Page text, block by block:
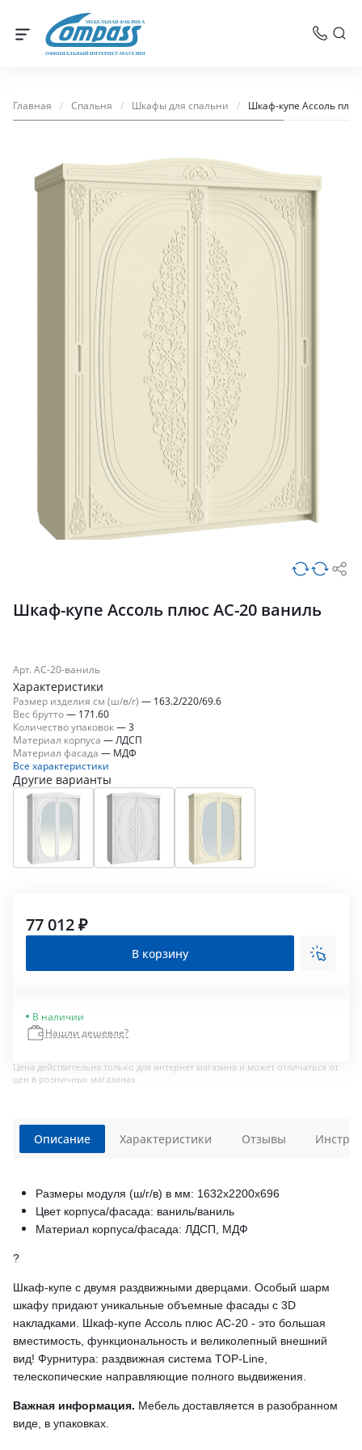
МЕБЕЛЬНАЯ ФАБРИКА
ОФИЦИАЛЬНЫЙ ИНТЕРНЕТ-МАГАЗИН
Главная / Спальня / Шкафы для спальни / Шкаф-купе Ассоль
Шкаф-купе Ассоль плюс АС-20 ваниль
Арт. АС-20-ваниль
Характеристики
Размер изделия см (ш/в/г) — 163.2/220/69.6
Вес брутто— 171.60
Количество упаковок—3
Материал корпуса — ЛДСП
Материал фасада — МДФ
Все характеристики
Другие варианты
77 012 ₽
В корзину
В наличии
Нашли дешевле?
Цена действительна только для интернет магазина и может отличаться от
цен в розничных магазинах
Описание
Размеры модуля (ш/г/в) в мм: 1632х2200х696
Цвет корпуса/фасада: ваниль/ваниль
Материал корпуса/фасада: ЛДСП, МДФ
?
Шкаф-купе с двумя раздвижными дверцами. Особый шарм
шкафу придают уникальные объемные фасады с 3D
накладками. Шкаф-купе Ассоль плюс АС-20 - это большая
вместимость, функциональность и великолепный внешний
вид! Фурнитура: раздвижная система TOP-Line,
телескопические направляющие полного выдвижения.
Важная информация. Мебель доставляется в разобранном
виде, в упаковках.
Характеристики Отзывы